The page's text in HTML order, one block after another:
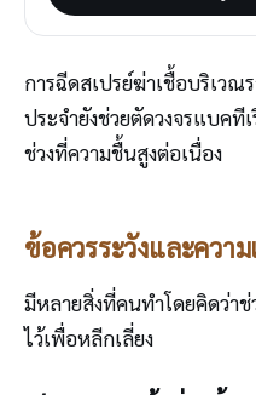
การฉีดสเปรย์ฆ่าเชื้อบริเว
ประจำยังช่วยตัดวงจรแบคที
ช่วงที่ความชื้นสูงต่อเนื่อง
ข้อควรระวังและควา
มีหลายสิ่งที่คนทำโดยคิดว่า
ไว้เพื่อหลีกเลี่ยง